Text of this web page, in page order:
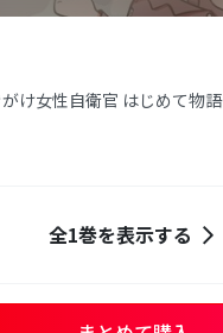
け女性自衛官 はじめて物語
全1巻を表示する